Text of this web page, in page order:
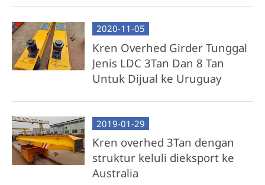
2020-11-05
Kren Overhed Girder Tunggal
Jenis LDC 3Tan Dan 8 Tan
Untuk Dijual ke Uruguay
2019-01-29
Kren overhed 3Tan dengan
struktur keluli dieksport ke
Australia